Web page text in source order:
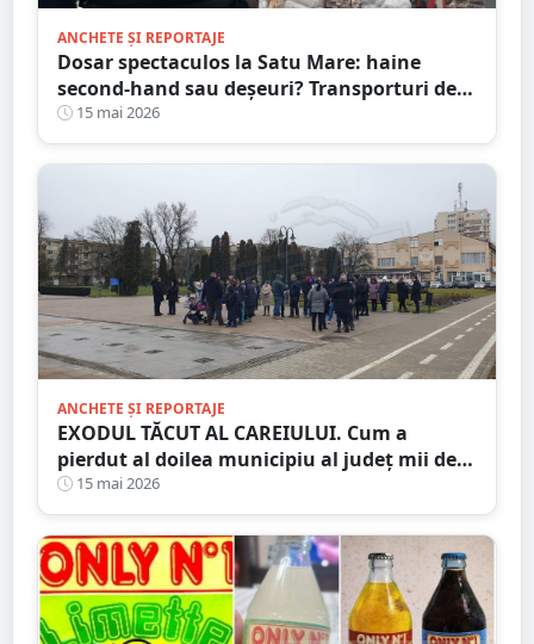
ANCHETE ȘI REPORTAJE
Dosar spectaculos la Satu Mare: haine
second-hand sau deșeuri? Transporturi de
zeci de tone și acte presupus falsificate
15 mai 2026
ANCHETE ȘI REPORTAJE
EXODUL TĂCUT AL CAREIULUI. Cum a
pierdut al doilea municipiu al județ mii de
locuitori. Orașul care îmbătrânește și se
golește
15 mai 2026